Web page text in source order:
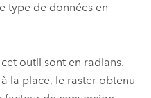
type de données en
outil sont en radians.
la place, le raster obtenu